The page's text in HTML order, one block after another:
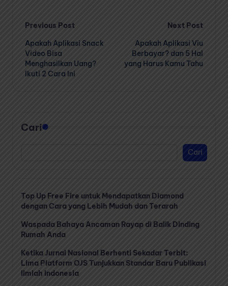
Post
navigation
Previous Post
Apakah Aplikasi Snack
Video Bisa
Menghasilkan Uang?
Ikuti 2 Cara Ini
Next Post
Apakah Aplikasi Viu
Berbayar? dan 5 Hal
yang Harus Kamu Tahu
Cari
Cari
Top Up Free Fire untuk Mendapatkan Diamond
dengan Cara yang Lebih Mudah dan Terarah
Waspada Bahaya Ancaman Rayap di Balik Dinding
Rumah Anda
Ketika Jurnal Nasional Berhenti Sekadar Terbit:
Lima Platform OJS Tunjukkan Standar Baru Publikasi
Ilmiah Indonesia